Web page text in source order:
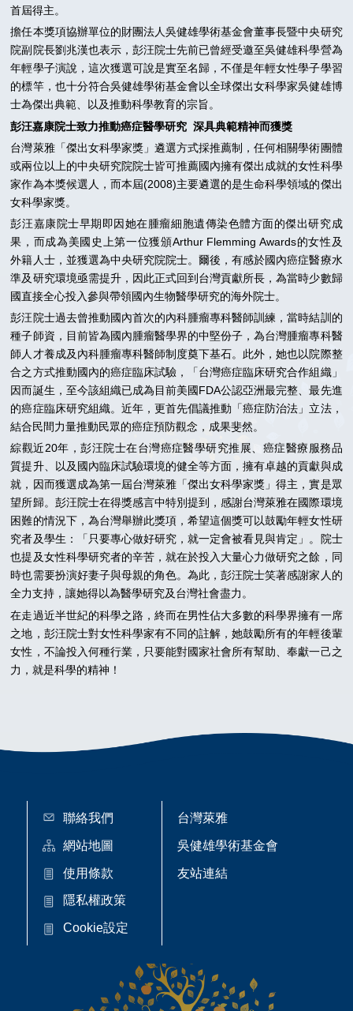
首屆得主。
擔任本獎項協辦單位的財團法人吳健雄學術基金會董事長暨中央研究
院副院長劉兆漢也表示，彭汪院士先前已曾經受邀至吳健雄科學營為
年輕學子演說，這次獲選可說是實至名歸，不僅是年輕女性學子學習
的標竿，也十分符合吳健雄學術基金會以全球傑出女科學家吳健雄博
士為傑出典範、以及推動科學教育的宗旨。
彭汪嘉康院士致力推動癌症醫學研究 深具典範精神而獲獎
台灣萊雅「傑出女科學家獎」遴選方式採推薦制，任何相關學術團體
或兩位以上的中央研究院院士皆可推薦國內擁有傑出成就的女性科學
家作為本獎候選人，而本屆(2008)主要遴選的是生命科學領域的傑出
女科學家獎。
彭汪嘉康院士早期即因她在腫瘤細胞遺傳染色體方面的傑出研究成
果，而成為美國史上第一位獲頒Arthur Flemming Awards的女性及
外籍人士，並獲選為中央研究院院士。爾後，有感於國內癌症醫療水
準及研究環境亟需提升，因此正式回到台灣貢獻所長，為當時少數歸
國直接全心投入參與帶領國內生物醫學研究的海外院士。
彭汪院士過去曾推動國內首次的內科腫瘤專科醫師訓練，當時結訓的
種子師資，目前皆為國內腫瘤醫學界的中堅份子，為台灣腫瘤專科醫
師人才養成及內科腫瘤專科醫師制度奠下基石。此外，她也以院際整
合之方式推動國內的癌症臨床試驗，「台灣癌症臨床研究合作組織」
因而誕生，至今該組織已成為目前美國FDA公認亞洲最完整、最先進
的癌症臨床研究組織。近年，更首先倡議推動「癌症防治法」立法，
結合民間力量推動民眾的癌症預防觀念，成果斐然。
綜觀近20年，彭汪院士在台灣癌症醫學研究推展、癌症醫療服務品
質提升、以及國內臨床試驗環境的健全等方面，擁有卓越的貢獻與成
就，因而獲選成為第一屆台灣萊雅「傑出女科學家獎」得主，實是眾
望所歸。彭汪院士在得獎感言中特別提到，感謝台灣萊雅在國際環境
困難的情況下，為台灣舉辦此獎項，希望這個獎可以鼓勵年輕女性研
究者及學生：「只要專心做好研究，就一定會被看見與肯定」。院士
也提及女性科學研究者的辛苦，就在於投入大量心力做研究之餘，同
時也需要扮演好妻子與母親的角色。為此，彭汪院士笑著感謝家人的
全力支持，讓她得以為醫學研究及台灣社會盡力。
在走過近半世紀的科學之路，終而在男性佔大多數的科學界擁有一席
之地，彭汪院士對女性科學家有不同的註解，她鼓勵所有的年輕後輩
女性，不論投入何種行業，只要能對國家社會所有幫助、奉獻一己之
力，就是科學的精神！
聯絡我們
網站地圖
使用條款
隱私權政策
Cookie設定
台灣萊雅
吳健雄學術基金會
友站連結